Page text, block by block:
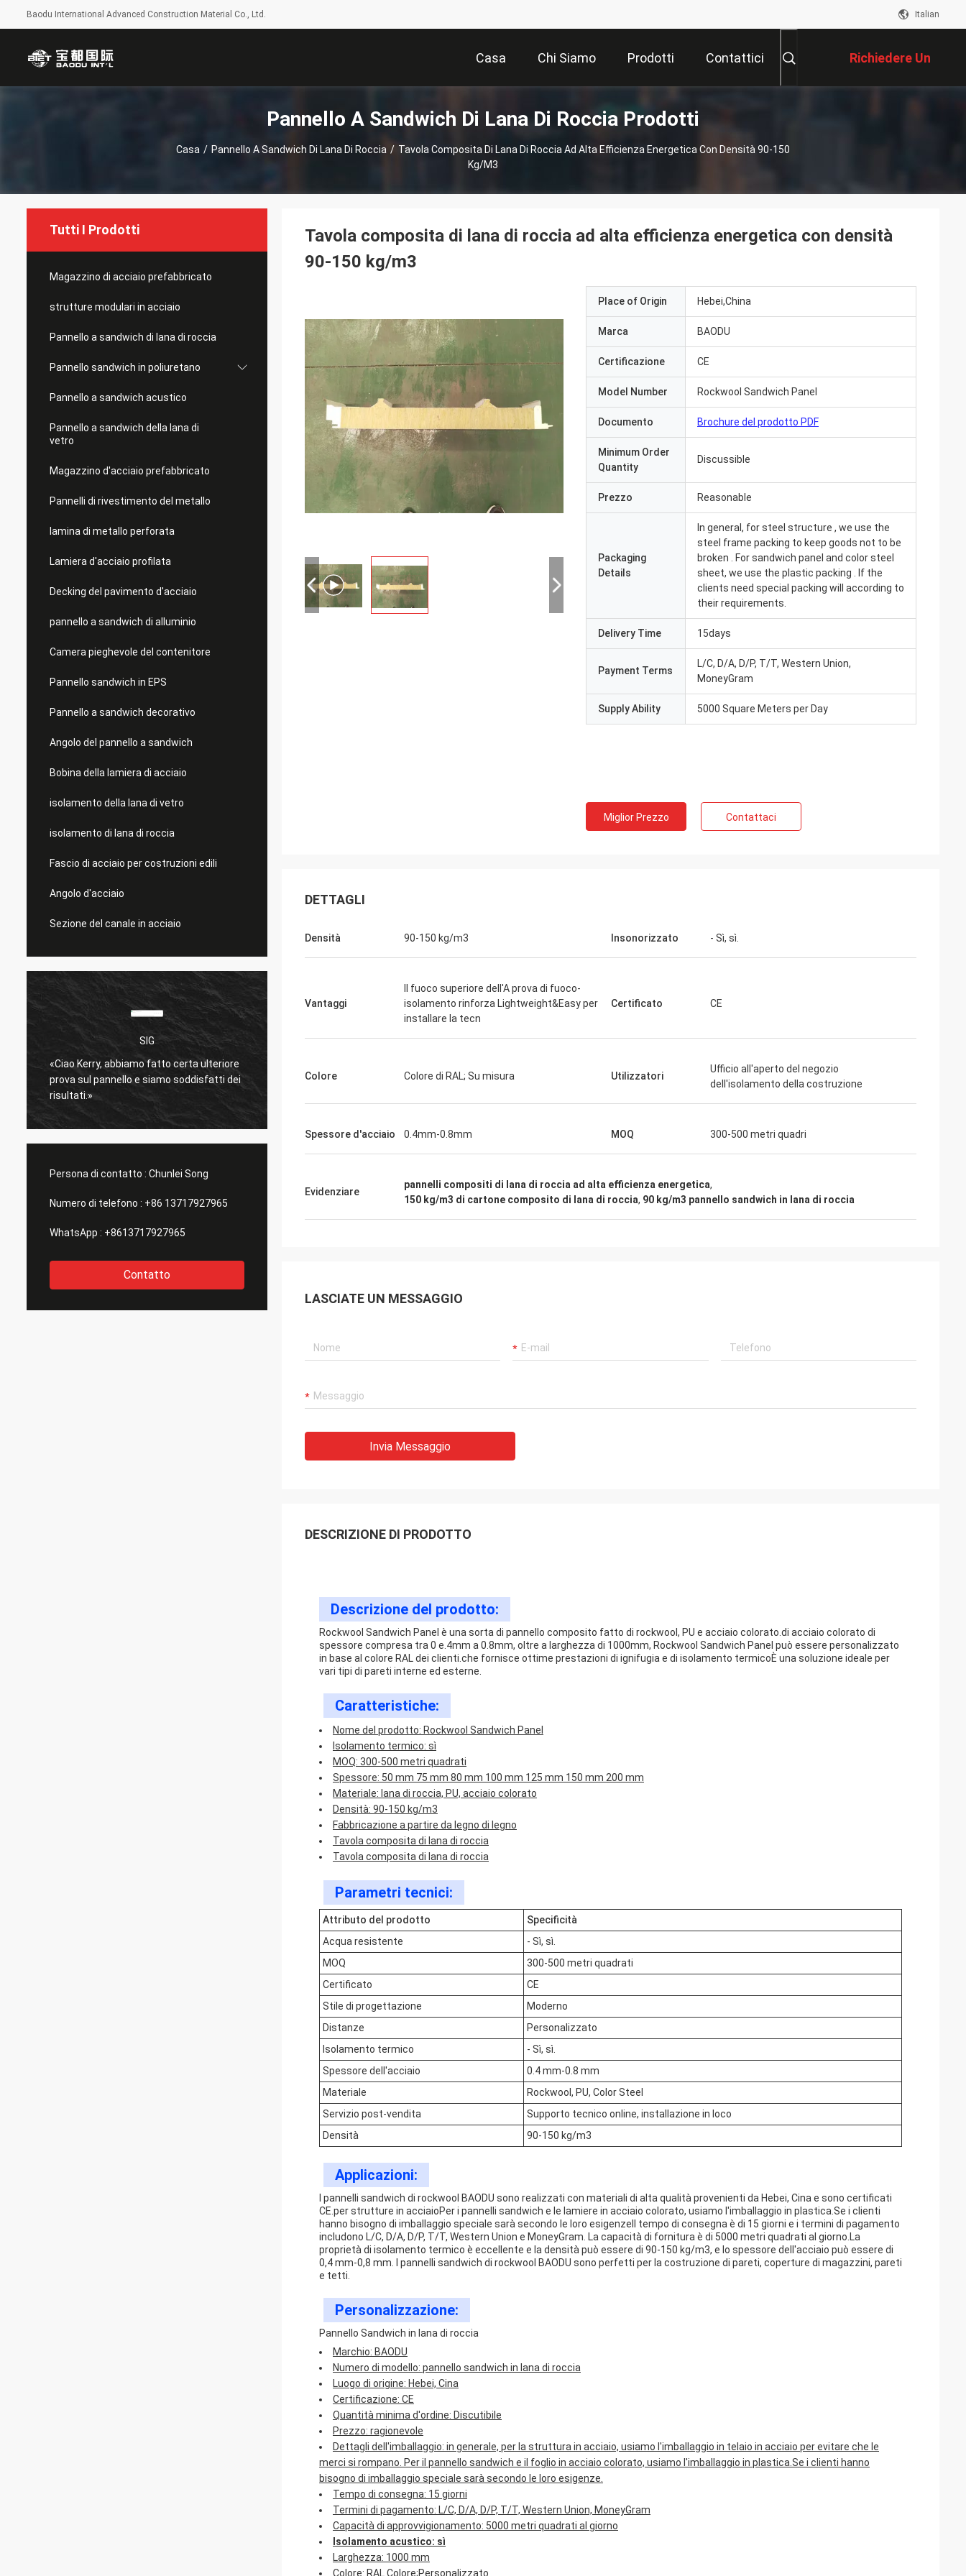
Baodu International Advanced Construction Material Co., Ltd. Italian
Casa Chi Siamo Prodotti Contattici Richiedere Un
Preventivo
Pannello A Sandwich Di Lana Di Roccia Prodotti
Casa / Pannello A Sandwich Di Lana Di Roccia / Tavola Composita Di Lana Di Roccia Ad Alta Efficienza Energetica Con Densità 90-150
Kg/m3
Tutti I Prodotti
Magazzino di acciaio prefabbricato
strutture modulari in acciaio
Pannello a sandwich di lana di roccia
Pannello sandwich in poliuretano
Pannello a sandwich acustico
Pannello a sandwich della lana di
vetro
Magazzino d'acciaio prefabbricato
Pannelli di rivestimento del metallo
lamina di metallo perforata
Lamiera d'acciaio profilata
Decking del pavimento d'acciaio
pannello a sandwich di alluminio
Camera pieghevole del contenitore
Pannello sandwich in EPS
Pannello a sandwich decorativo
Angolo del pannello a sandwich
Bobina della lamiera di acciaio
isolamento della lana di vetro
isolamento di lana di roccia
Fascio di acciaio per costruzioni edili
Angolo d'acciaio
Sezione del canale in acciaio
SIG
«Ciao Kerry, abbiamo fatto certa ulteriore
prova sul pannello e siamo soddisfatti dei
risultati.»
Signora
Spedizione veloce e tutto è andato molto
andato molto bene vi ringrazia che siamo
Qualche cosa che comunichiamo con voi»
Persona di contatto : Chunlei Song
Numero di telefono : +86 13717927965
WhatsApp : +8613717927965
Contatto
Tavola composita di lana di roccia ad alta efficienza energetica con densità
90-150 kg/m3
Place of Origin Hebei,China
Marca BAODU
Certificazione CE
Model Number Rockwool Sandwich Panel
Documento Brochure del prodotto PDF
Minimum Order
Quantity
Discussible
Prezzo Reasonable
Packaging
Details
In general, for steel structure , we use the
steel frame packing to keep goods not to be
broken . For sandwich panel and color steel
sheet, we use the plastic packing . If the
clients need special packing will according to
their requirements.
Delivery Time 15days
Payment Terms
L/C, D/A, D/P, T/T, Western Union,
MoneyGram
Supply Ability 5000 Square Meters per Day
Miglior Prezzo Contattaci
DETTAGLI
Densità 90-150 kg/m3 Insonorizzato - Sì, sì.
Vantaggi
Il fuoco superiore dell'A prova di fuoco-
isolamento rinforza Lightweight&Easy per
installare la tecn
Certificato CE
Colore Colore di RAL; Su misura Utilizzatori
Ufficio all'aperto del negozio
dell'isolamento della costruzione
Spessore d'acciaio 0.4mm-0.8mm MOQ 300-500 metri quadri
Evidenziare
pannelli compositi di lana di roccia ad alta efficienza energetica,
150 kg/m3 di cartone composito di lana di roccia, 90 kg/m3 pannello sandwich in lana di roccia
LASCIATE UN MESSAGGIO
Invia Messaggio
DESCRIZIONE DI PRODOTTO
Descrizione del prodotto:
Rockwool Sandwich Panel è una sorta di pannello composito fatto di rockwool, PU e acciaio colorato.di acciaio colorato di
spessore compresa tra 0 e.4mm a 0.8mm, oltre a larghezza di 1000mm, Rockwool Sandwich Panel può essere personalizzato
in base al colore RAL dei clienti.che fornisce ottime prestazioni di ignifugia e di isolamento termicoÈ una soluzione ideale per
vari tipi di pareti interne ed esterne.
Caratteristiche:
Nome del prodotto: Rockwool Sandwich Panel
Isolamento termico: sì
MOQ: 300-500 metri quadrati
Spessore: 50 mm 75 mm 80 mm 100 mm 125 mm 150 mm 200 mm
Materiale: lana di roccia, PU, acciaio colorato
Densità: 90-150 kg/m3
Fabbricazione a partire da legno di legno
Tavola composita di lana di roccia
Tavola composita di lana di roccia
Parametri tecnici:
Attributo del prodotto
Specificità
Acqua resistente
- Sì, sì.
MOQ
300-500 metri quadrati
Certificato
CE
Stile di progettazione
Moderno
Distanze
Personalizzato
Isolamento termico
- Sì, sì.
Spessore dell'acciaio
0.4 mm-0.8 mm
Materiale
Rockwool, PU, Color Steel
Servizio post-vendita
Supporto tecnico online, installazione in loco
Densità
90-150 kg/m3
Applicazioni:
I pannelli sandwich di rockwool BAODU sono realizzati con materiali di alta qualità provenienti da Hebei, Cina e sono certificati
CE.per strutture in acciaioPer i pannelli sandwich e le lamiere in acciaio colorato, usiamo l'imballaggio in plastica.Se i clienti
hanno bisogno di imballaggio speciale sarà secondo le loro esigenzeIl tempo di consegna è di 15 giorni e i termini di pagamento
includono L/C, D/A, D/P, T/T, Western Union e MoneyGram. La capacità di fornitura è di 5000 metri quadrati al giorno.La
proprietà di isolamento termico è eccellente e la densità può essere di 90-150 kg/m3, e lo spessore dell'acciaio può essere di
0,4 mm-0,8 mm. I pannelli sandwich di rockwool BAODU sono perfetti per la costruzione di pareti, coperture di magazzini, pareti
e tetti.
Personalizzazione:
Pannello Sandwich in lana di roccia
Marchio: BAODU
Numero di modello: pannello sandwich in lana di roccia
Luogo di origine: Hebei, Cina
Certificazione: CE
Quantità minima d'ordine: Discutibile
Prezzo: ragionevole
Dettagli dell'imballaggio: in generale, per la struttura in acciaio, usiamo l'imballaggio in telaio in acciaio per evitare che le
merci si rompano. Per il pannello sandwich e il foglio in acciaio colorato, usiamo l'imballaggio in plastica.Se i clienti hanno
bisogno di imballaggio speciale sarà secondo le loro esigenze.
Tempo di consegna: 15 giorni
Termini di pagamento: L/C, D/A, D/P, T/T, Western Union, MoneyGram
Capacità di approvvigionamento: 5000 metri quadrati al giorno
Isolamento acustico: sì
Larghezza: 1000 mm
Colore: RAL Colore;Personalizzato